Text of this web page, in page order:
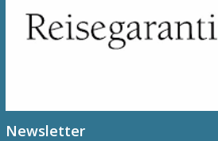
Newsletter